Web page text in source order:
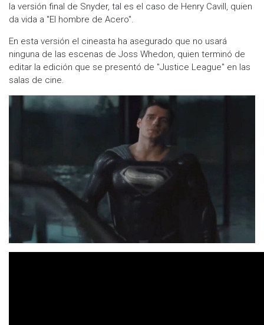
la versión final de Snyder, tal es el caso de Henry Cavill, quien
da vida a "El hombre de Acero".
En esta versión el cineasta ha asegurado que no usará
ninguna de las escenas de Joss Whedon, quien terminó de
editar la edición que se presentó de "Justice League" en las
salas de cine.